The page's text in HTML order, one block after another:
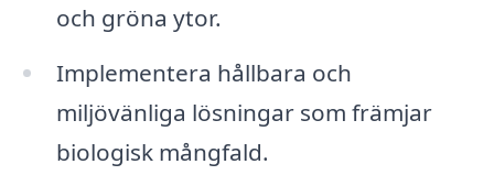
och gröna ytor.
Implementera hållbara och
miljövänliga lösningar som främjar
biologisk mångfald.